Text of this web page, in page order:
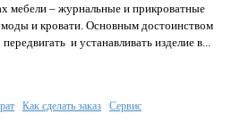
мебели – журнальные и прикроватные
и кровати. Основным достоинством
и устанавливать изделие в...
Как сделать заказ Сервис